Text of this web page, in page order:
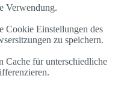
Verwendung.
Cookie Einstellungen des
zu speichern.
Cache für unterschiedliche